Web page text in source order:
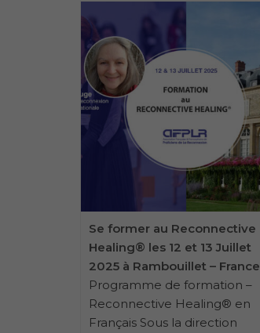
Se former au Reconnective
Healing® les 12 et 13 Juillet
2025 à Rambouillet – France
Programme de formation –
Reconnective Healing® en
Français Sous la direction